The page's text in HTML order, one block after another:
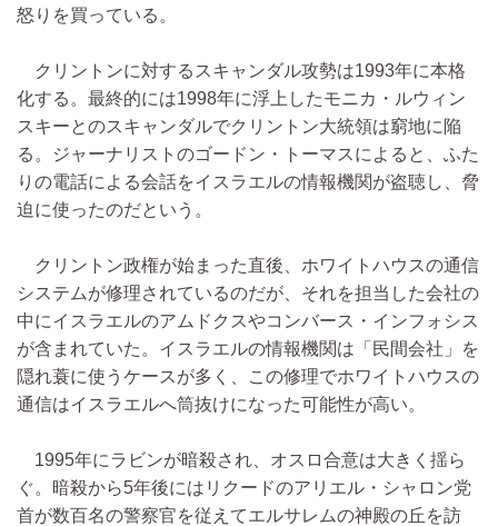
怒りを買っている。
クリントンに対するスキャンダル攻勢は1993年に本格
化する。最終的には1998年に浮上したモニカ・ルウィン
スキーとのスキャンダルでクリントン大統領は窮地に陥
る。ジャーナリストのゴードン・トーマスによると、ふた
りの電話による会話をイスラエルの情報機関が盗聴し、脅
迫に使ったのだという。
クリントン政権が始まった直後、ホワイトハウスの通信
システムが修理されているのだが、それを担当した会社の
中にイスラエルのアムドクスやコンバース・インフォシス
が含まれていた。イスラエルの情報機関は「民間会社」を
隠れ蓑に使うケースが多く、この修理でホワイトハウスの
通信はイスラエルへ筒抜けになった可能性が高い。
1995年にラビンが暗殺され、オスロ合意は大きく揺ら
ぐ。暗殺から5年後にはリクードのアリエル・シャロン党
首が数百名の警察官を従えてエルサレムの神殿の丘を訪